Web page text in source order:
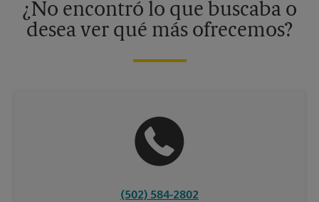
¿No encontró lo que buscaba o
desea ver qué más ofrecemos?
(502) 584-2802